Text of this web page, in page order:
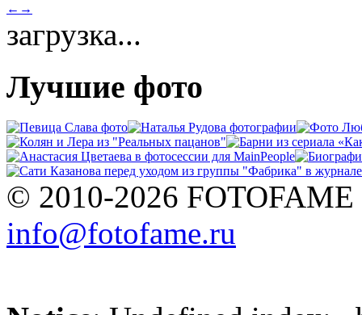
← →
загрузка...
Лучшие фото
© 2010-2026 FOTOFAME
info@fotofame.ru